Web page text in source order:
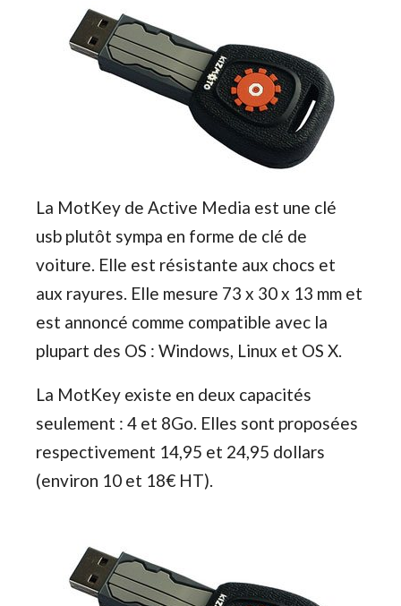
La MotKey de Active Media est une clé
usb plutôt sympa en forme de clé de
voiture. Elle est résistante aux chocs et
aux rayures. Elle mesure 73 x 30 x 13 mm et
est annoncé comme compatible avec la
plupart des OS : Windows, Linux et OS X.
La MotKey existe en deux capacités
seulement : 4 et 8Go. Elles sont proposées
respectivement 14,95 et 24,95 dollars
(environ 10 et 18€ HT).